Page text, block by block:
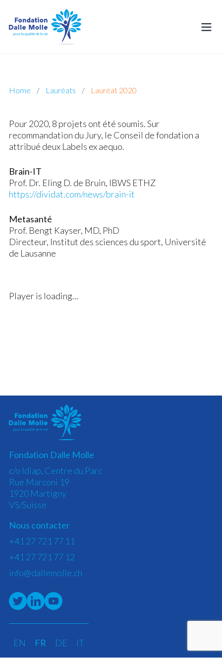
Lauréat 2020
Home / Lauréats / Lauréat 2020
Pour 2020, 8 projets ont été soumis. Sur
recommandation du Jury, le Conseil de fondation a
attribué deux Labels ex aequo.
Brain-IT
Prof. Dr. Eling D. de Bruin, IBWS ETHZ
https://dividat.com/news/brain-it
Metasanté
Prof. Bengt Kayser, MD, PhD
Directeur, Institut des sciences du sport, Université
de Lausanne
Player is loading...
Fondation Dalle Molle
c/o Idiap, Centre du Parc
Rue Marconi 19
1920 Martigny
VS/Suisse
Nous contacter
+41 27 721 77 11
+41 27 721 77 12
info@dallemolle.ch
EN FR DE IT